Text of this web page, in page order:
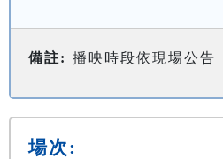
備註: 播映時段依現場公告
場次: